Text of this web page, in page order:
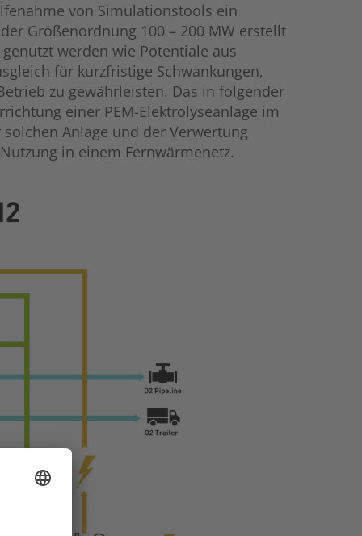
von Simulationstools ein
Größenordnung 100 – 200 MW erstellt
werden wie Potentiale aus
für kurzfristige Schwankungen,
zu gewährleisten. Das in folgender
einer PEM-Elektrolyseanlage im
Anlage und der Verwertung
in einem Fernwärmenetz.